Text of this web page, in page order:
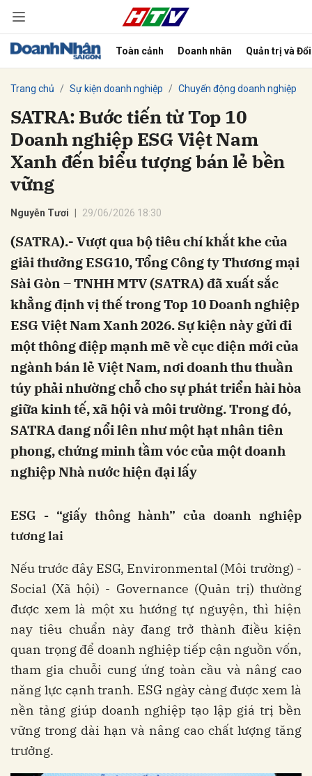
Toàn cảnh Doanh nhân Quản trị và
Trang chủ Sự kiện doanh nghiệp Chuyển động doanh nghiệp
SATRA: Bước tiến từ Top 10
Doanh nghiệp ESG Việt Nam
Xanh đến biểu tượng bán lẻ bền
vững
Nguyễn Tươi 29/06/2026 18:30
(SATRA).- Vượt qua bộ tiêu chí khắt khe của
giải thưởng ESG10, Tổng Công ty Thương mại
Sài Gòn – TNHH MTV (SATRA) đã xuất sắc
khẳng định vị thế trong Top 10 Doanh nghiệp
ESG Việt Nam Xanh 2026. Sự kiện này gửi đi
một thông điệp mạnh mẽ về cục diện mới của
ngành bán lẻ Việt Nam, nơi doanh thu thuần
túy phải nhường chỗ cho sự phát triển hài hòa
giữa kinh tế, xã hội và môi trường. Trong đó,
SATRA đang nổi lên như một hạt nhân tiên
phong, chứng minh tầm vóc của một doanh
nghiệp Nhà nước hiện đại lấy
ESG - “giấy thông hành” của doanh nghiệp
tương lai
Nếu trước đây ESG, Environmental (Môi trường) -
Social (Xã hội) - Governance (Quản trị) thường
được xem là một xu hướng tự nguyện, thì hiện
nay tiêu chuẩn này đang trở thành điều kiện
quan trọng để doanh nghiệp tiếp cận nguồn vốn,
tham gia chuỗi cung ứng toàn cầu và nâng cao
năng lực cạnh tranh. ESG ngày càng được xem là
nền tảng giúp doanh nghiệp tạo lập giá trị bền
vững trong dài hạn và nâng cao chất lượng tăng
trưởng.